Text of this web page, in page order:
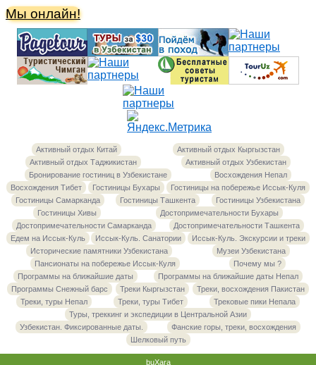
Мы онлайн!
Активный отдых Китай
Активный отдых Кыргызстан
Активный отдых Таджикистан
Активный отдых Узбекистан
Бронирование гостиниц в Узбекистане
Восхождения Непал
Восхождения Тибет
Гостиницы Бухары
Гостиницы на побережье Иссык-Куля
Гостиницы Самарканда
Гостиницы Ташкента
Гостиницы Узбекистана
Гостиницы Хивы
Достопримечательности Бухары
Достопримечательности Самарканда
Достопримечательности Ташкента
Едем на Иссык-Куль
Иссык-Куль. Санатории
Иссык-Куль. Экскурсии и треки
Исторические памятники Узбекистана
Музеи Узбекистана
Пансионаты на побережье Иссык-Куля
Почему мы ?
Программы на ближайшие даты
Программы на ближайшие даты Непал
Программы Снежный барс
Треки Кыргызстан
Треки, восхождения Пакистан
Треки, туры Непал
Треки, туры Тибет
Трековые пики Непала
Туры, треккинг и экспедиции в Центральной Азии
Узбекистан. Фиксированные даты.
Фанские горы, треки, восхождения
Шелковый путь
buXara